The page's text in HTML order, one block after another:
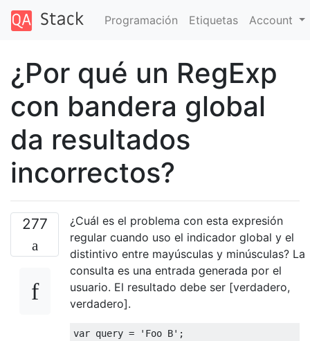
Programación Etiquetas Account
¿Por qué un RegExp
con bandera global
da resultados
incorrectos?
277
¿Cuál es el problema con esta expresión
regular cuando uso el indicador global y el
distintivo entre mayúsculas y minúsculas? La
consulta es una entrada generada por el
usuario. El resultado debe ser [verdadero,
verdadero].
var query = 'Foo B' ;